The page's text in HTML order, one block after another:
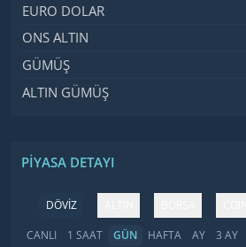
EURO DOLAR
ONS ALTIN
GÜMÜŞ
ALTIN GÜMÜŞ
PIYASA DETAYI
DÖVİZ
CANLI
1 SAAT GÜN HAFTA AY 3 AY